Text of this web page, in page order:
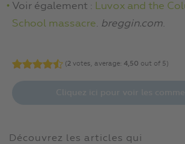
Voir également : Luvox and the
School massacre. breggin.com.
(2 votes, average: 4,50 out of 5)
Découvrez les articles qui